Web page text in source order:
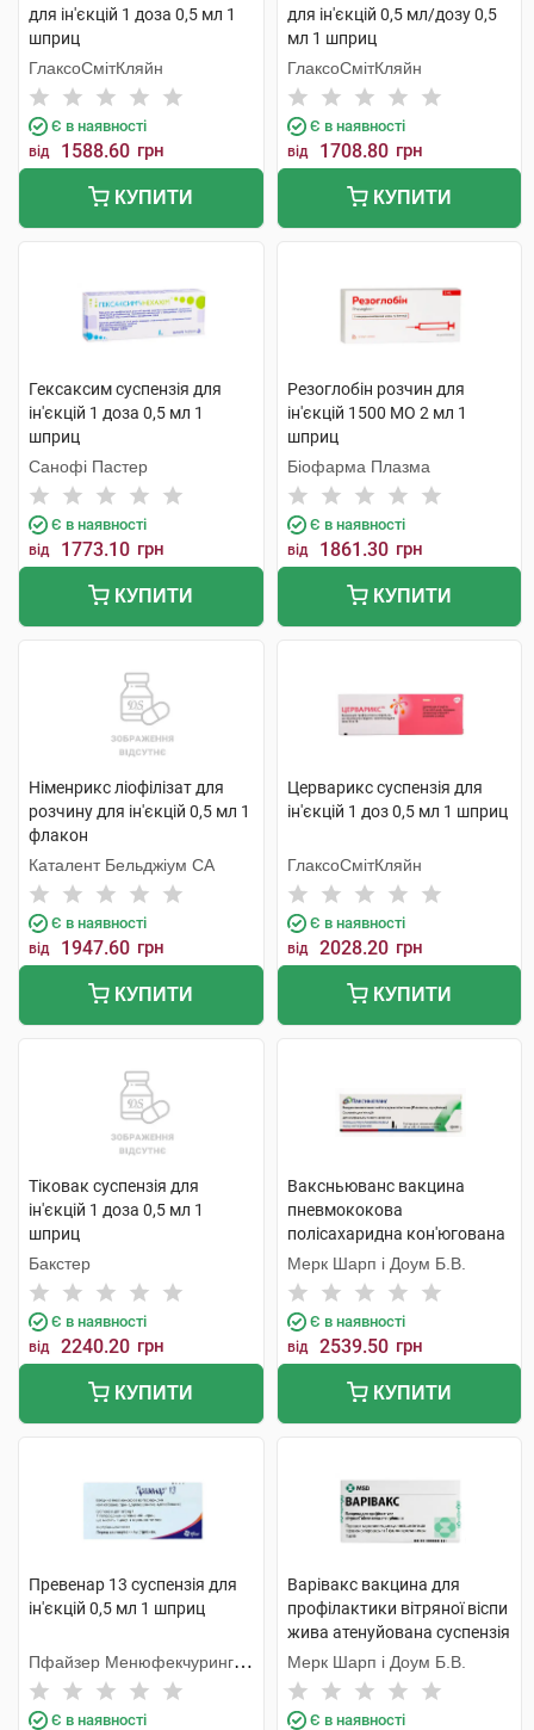
для ін'єкцій 1 доза 0,5 мл 1
шприц
ГлаксоСмітКляйн
Є в наявності
від 1588.60 грн
КУПИТИ
для ін'єкцій 0,5 мл/дозу 0,5
мл 1 шприц
ГлаксоСмітКляйн
Є в наявності
від 1708.80 грн
КУПИТИ
Гексаксим суспензія для
ін'єкцій 1 доза 0,5 мл 1
шприц
Санофі Пастер
Є в наявності
від 1773.10 грн
КУПИТИ
Резоглобін розчин для
ін'єкцій 1500 МО 2 мл 1
шприц
Біофарма Плазма
Є в наявності
від 1861.30 грн
КУПИТИ
Німенрикс ліофілізат для
розчину для ін'єкцій 0,5 мл 1
флакон
Каталент Бельджіум СА
Є в наявності
від 1947.60 грн
КУПИТИ
Церварикс суспензія для
ін'єкцій 1 доз 0,5 мл 1 шприц
ГлаксоСмітКляйн
Є в наявності
від 2028.20 грн
КУПИТИ
Тіковак суспензія для
ін'єкцій 1 доза 0,5 мл 1
шприц
Бакстер
Є в наявності
від 2240.20 грн
КУПИТИ
Ваксньюванс вакцина
пневмококова
полісахаридна кон'югована
15-валентна адсорбована
суспензія для ін'єкцій 1 доза
0,5 мл 1 шприц
Мерк Шарп і Доум Б.В.
Є в наявності
від 2539.50 грн
КУПИТИ
Превенар 13 суспензія для
ін'єкцій 0,5 мл 1 шприц
Пфайзер Менюфекчуринг
Бельгія
Є в наявності
Варівакс вакцина для
профілактики вітряної віспи
жива атенуйована суспензія
для ін'єкцій 1 флакон
Мерк Шарп і Доум Б.В.
Є в наявності